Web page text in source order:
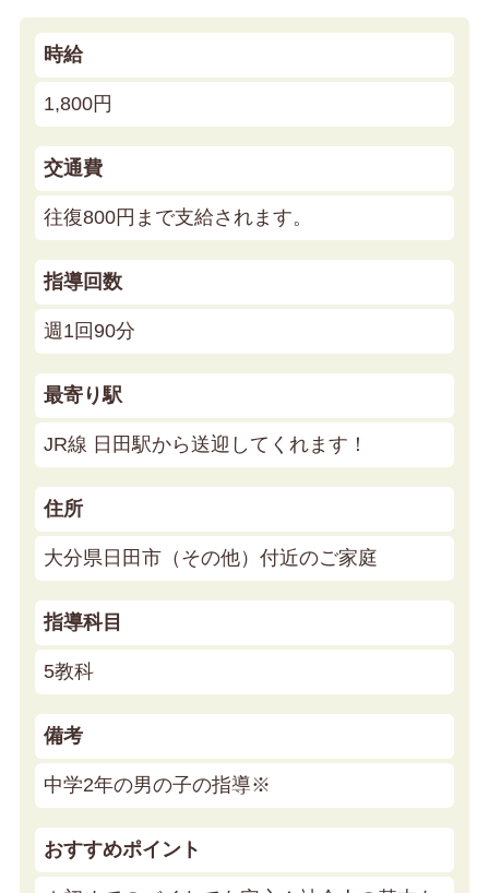
時給
1,800円
交通費
往復800円まで支給されます。
指導回数
週1回90分
最寄り駅
JR線 日田駅から送迎してくれます！
住所
大分県日田市（その他）付近のご家庭
指導科目
5教科
備考
中学2年の男の子の指導※
おすすめポイント